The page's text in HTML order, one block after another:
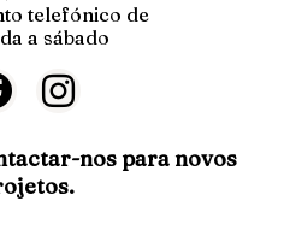
telefónico de
a sábado
I
n
s
t
nos para novos